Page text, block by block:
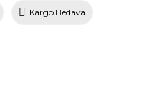
Kargo Bedava